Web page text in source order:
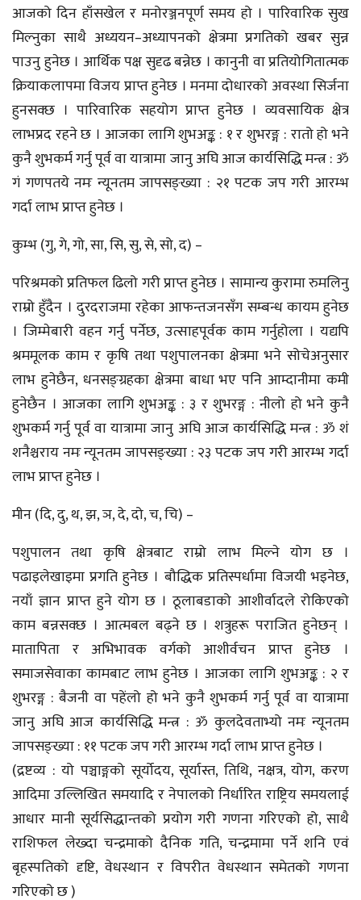
आजको दिन हाँसखेल र मनोरञ्जनपूर्ण समय हो । पारिवारिक सुख
मिल्नुका साथै अध्ययन–अध्यापनको क्षेत्रमा प्रगतिको खबर सुन्न
पाउनु हुनेछ । आर्थिक पक्ष सुदृढ बन्नेछ । कानुनी वा प्रतियोगितात्मक
क्रियाकलापमा विजय प्राप्त हुनेछ । मनमा दोधारको अवस्था सिर्जना
हुनसक्छ । पारिवारिक सहयोग प्राप्त हुनेछ । व्यवसायिक क्षेत्र
लाभप्रद रहने छ । आजका लागि शुभअङ्क : १ र शुभरङ्ग : रातो हो भने
कुनै शुभकर्म गर्नु पूर्व वा यात्रामा जानु अघि आज कार्यसिद्धि मन्त्र : ॐ
गं गणपतये नमः न्यूनतम जापसङ्ख्या : २१ पटक जप गरी आरम्भ
गर्दा लाभ प्राप्त हुनेछ ।
कुम्भ (गु, गे, गो, सा, सि, सु, से, सो, द) –
परिश्रमको प्रतिफल ढिलो गरी प्राप्त हुनेछ । सामान्य कुरामा रुमलिनु
राम्रो हुँदैन । दुरदराजमा रहेका आफन्तजनसँग सम्बन्ध कायम हुनेछ
। जिम्मेबारी वहन गर्नु पर्नेछ, उत्साहपूर्वक काम गर्नुहोला । यद्यपि
श्रममूलक काम र कृषि तथा पशुपालनका क्षेत्रमा भने सोचेअनुसार
लाभ हुनेछैन, धनसङ्ग्रहका क्षेत्रमा बाधा भए पनि आम्दानीमा कमी
हुनेछैन । आजका लागि शुभअङ्क : ३ र शुभरङ्ग : नीलो हो भने कुनै
शुभकर्म गर्नु पूर्व वा यात्रामा जानु अघि आज कार्यसिद्धि मन्त्र : ॐ शं
शनैश्चराय नमः न्यूनतम जापसङ्ख्या : २३ पटक जप गरी आरम्भ गर्दा
लाभ प्राप्त हुनेछ ।
मीन (दि, दु, थ, झ, ञ, दे, दो, च, चि) –
पशुपालन तथा कृषि क्षेत्रबाट राम्रो लाभ मिल्ने योग छ ।
पढाइलेखाइमा प्रगति हुनेछ । बौद्धिक प्रतिस्पर्धामा विजयी भइनेछ,
नयाँ ज्ञान प्राप्त हुने योग छ । ठूलाबडाको आशीर्वादले रोकिएको
काम बन्नसक्छ । आत्मबल बढ्ने छ । शत्रुहरू पराजित हुनेछन् ।
मातापिता र अभिभावक वर्गको आशीर्वचन प्राप्त हुनेछ ।
समाजसेवाका कामबाट लाभ हुनेछ । आजका लागि शुभअङ्क : २ र
शुभरङ्ग : बैजनी वा पहेंलो हो भने कुनै शुभकर्म गर्नु पूर्व वा यात्रामा
जानु अघि आज कार्यसिद्धि मन्त्र : ॐ कुलदेवताभ्यो नमः न्यूनतम
जापसङ्ख्या : ११ पटक जप गरी आरम्भ गर्दा लाभ प्राप्त हुनेछ ।
(द्रष्टव्य : यो पञ्चाङ्गको सूर्योदय, सूर्यास्त, तिथि, नक्षत्र, योग, करण
आदिमा उल्लिखित समयादि र नेपालको निर्धारित राष्ट्रिय समयलाई
आधार मानी सूर्यसिद्धान्तको प्रयोग गरी गणना गरिएको हो, साथै
राशिफल लेख्दा चन्द्रमाको दैनिक गति, चन्द्रमामा पर्ने शनि एवं
बृहस्पतिको दृष्टि, वेधस्थान र विपरीत वेधस्थान समेतको गणना
गरिएको छ )